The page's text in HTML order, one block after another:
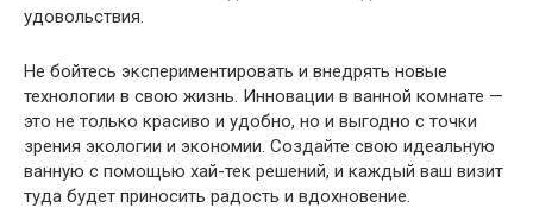
удовольствия.
Не бойтесь экспериментировать и внедрять новые
технологии в свою жизнь. Инновации в ванной комнате —
это не только красиво и удобно, но и выгодно с точки
зрения экологии и экономии. Создайте свою идеальную
ванную с помощью хай-тек решений, и каждый ваш визит
туда будет приносить радость и вдохновение.